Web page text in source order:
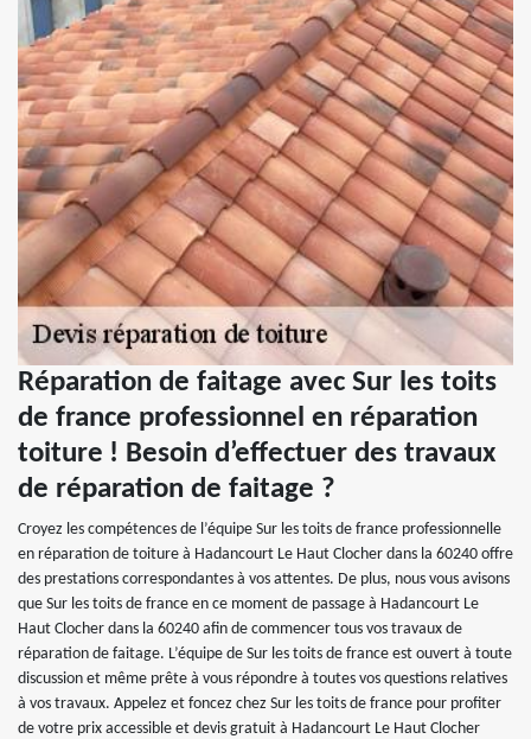
Réparation de faitage avec Sur les toits
de france professionnel en réparation
toiture ! Besoin d’effectuer des travaux
de réparation de faitage ?
Croyez les compétences de l’équipe Sur les toits de france professionnelle
en réparation de toiture à Hadancourt Le Haut Clocher dans la 60240 offre
des prestations correspondantes à vos attentes. De plus, nous vous avisons
que Sur les toits de france en ce moment de passage à Hadancourt Le
Haut Clocher dans la 60240 afin de commencer tous vos travaux de
réparation de faitage. L’équipe de Sur les toits de france est ouvert à toute
discussion et même prête à vous répondre à toutes vos questions relatives
à vos travaux. Appelez et foncez chez Sur les toits de france pour profiter
de votre prix accessible et devis gratuit à Hadancourt Le Haut Clocher